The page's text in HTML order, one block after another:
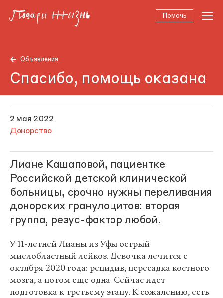
Помочь
Объявления
Спасибо, помощь оказана
2 мая 2022
Донорство
Лиане Кашаповой, пациентке
Российской детской клинической
больницы, срочно нужны переливания
донорских гранулоцитов: вторая
группа, резус-фактор любой.
У 11-летней Лианы из Уфы острый
миелобластный лейкоз. Девочка лечится с
октября 2020 года: рецидив, пересадка костного
мозга, а потом еще одна. Сейчас идет
подготовка к третьему этапу. К сожалению, есть